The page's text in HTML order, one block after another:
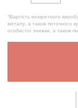
*Вартість конкретного
металу, а також поточного
особистої знижки, а також